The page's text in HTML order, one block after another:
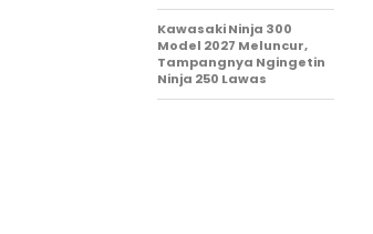
Kawasaki Ninja 300
Model 2027 Meluncur,
Tampangnya Ngingetin
Ninja 250 Lawas